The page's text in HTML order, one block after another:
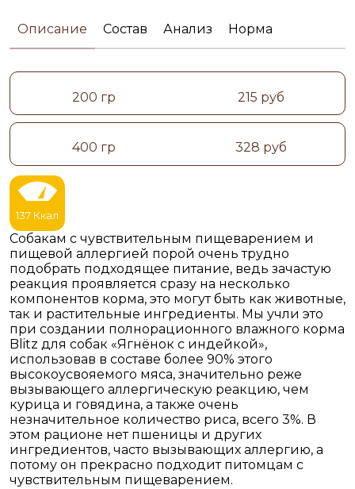
Описание Состав Анализ Норма
200 гр 215 руб
400 гр 328 руб
137 Ккал
Собакам с чувствительным пищеварением и
пищевой аллергией порой очень трудно
подобрать подходящее питание, ведь зачастую
реакция проявляется сразу на несколько
компонентов корма, это могут быть как животные,
так и растительные ингредиенты. Мы учли это
при создании полнорационного влажного корма
Blitz для собак «Ягнёнок с индейкой»,
использовав в составе более 90% этого
высокоусвояемого мяса, значительно реже
вызывающего аллергическую реакцию, чем
курица и говядина, а также очень
незначительное количество риса, всего 3%. В
этом рационе нет пшеницы и других
ингредиентов, часто вызывающих аллергию, а
потому он прекрасно подходит питомцам с
чувствительным пищеварением.